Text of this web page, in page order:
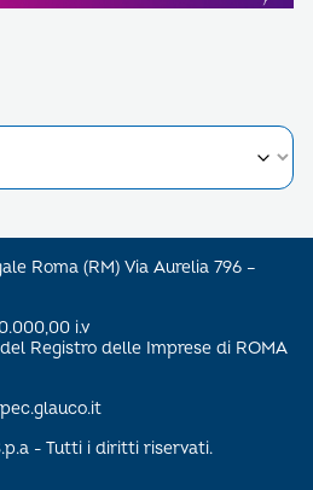
Roma (RM) Via Aurelia 796 –
i.v
Registro delle Imprese di ROMA
- Tutti i diritti riservati.